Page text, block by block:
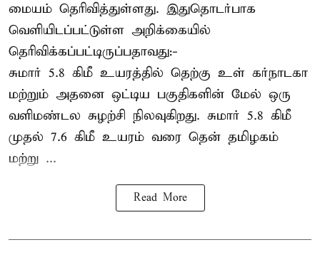
மையம் தெரிவித்துள்ளது. இதுதொடர்பாக
வெளியிடப்பட்டுள்ள அறிக்கையில்
தெரிவிக்கப்பட்டிருப்பதாவது:-
சுமார் 5.8 கிமீ உயரத்தில் தெற்கு உள் கர்நாடகா
மற்றும் அதனை ஒட்டிய பகுதிகளின் மேல் ஒரு
வளிமண்டல சுழற்சி நிலவுகிறது. சுமார் 5.8 கிமீ
முதல் 7.6 கிமீ உயரம் வரை தென் தமிழகம்
மற்று ...
Read More